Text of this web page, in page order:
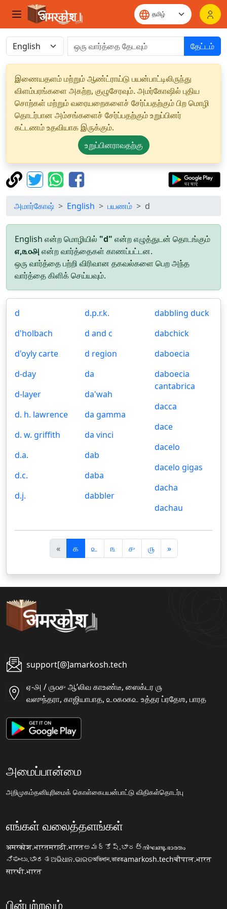
தேட்டம்
இணையதளம் மற்றும் ஆண்ட்ராய்டு பயன்பாட்டிலிருந்து
விளம்பரங்களை அகற்ற, குழுசேரவும். அமர்கோஷில் புதிய
சொற்கள் மற்றும் வரையறைகளைச் சேர்ப்பதற்கும் பிற மொழி
தொடர்பான அம்சங்களைச் சேர்ப்பதற்கும் உறுப்பினர்
கட்டணம் உதவியாக இருக்கும்.
உறுப்பினராவதற்கு
அமார்கோஷ் English பயணம் d
English என்ற மொழியில் "d" என்ற எழுத்துடன் தொடங்கும்
௭,௩௦௮ என்ற வார்த்தைகள் காணப்பட்டன.
ஒரு வார்த்தை பற்றி விரிவான தகவல்களை பெற அந்த
வார்த்தை கிளிக் செய்யவும்.
d
d'holbach
d'oyly carte
d-day
d-layer
d. h. lawrence
d. w. griffith
d.a.
d.c.
d.j.
d.p.r.k.
d and c
d region
da
da'wah
da gamma
da vinci
dab
daba
dabbler
dabbling duck
dabchick
daboecia
daboecia
cantabrica
dacca
dace
dacelo
dacelo gigas
dacha
dachau
«पि
छ
ला
௧ ௨ ௩ ௪ ௫ »अ
ग
ला
support[@]amarkosh.tech
ஏ-௮ / ௫௦௪ ஆʼலிவ காஉண்டீ, ஸைக்டர ௫
வஸுந்தரா, காஜியாபாத, ௨௦௧௦௧௨ உத்தர ப்ரதேஶ, பாரத
அமைப்பான்மை
அறிமுகம்தனியுரிமைக் கொள்கைபயன்பாட்டு விதிகள்தொடர்பு
எங்கள் வலைத்தளங்கள்
अमरकोश.भारतमराठी.भारतఅమర్కోష్.భారత్നിഘണ്ടു.ഭാരതം
ನಿಘಂಟು.ಭಾರತଅଭିଧାନ.ଭାରତঅভিধান.ভারতamarkosh.techचौपाल.भारत
सारथी.भारत
பின்பற்றவும்